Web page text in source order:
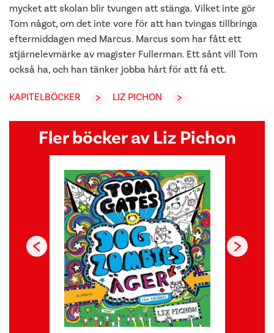
mycket att skolan blir tvungen att stänga. Vilket inte gör
Tom något, om det inte vore för att han tvingas tillbringa
eftermiddagen med Marcus. Marcus som har fått ett
stjärnelevmärke av magister Fullerman. Ett sånt vill Tom
också ha, och han tänker jobba hårt för att få ett.
KAPITELBÖCKER LIZ PICHON
Fler böcker av Liz Pichon